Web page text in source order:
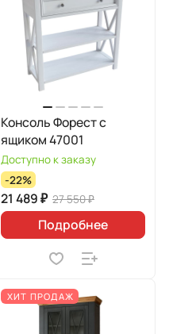
Консоль Форест с
ящиком 47001
Доступно к заказу
-22%
21 489 ₽ 27 550 ₽
Подробнее
ХИТ ПРОДАЖ